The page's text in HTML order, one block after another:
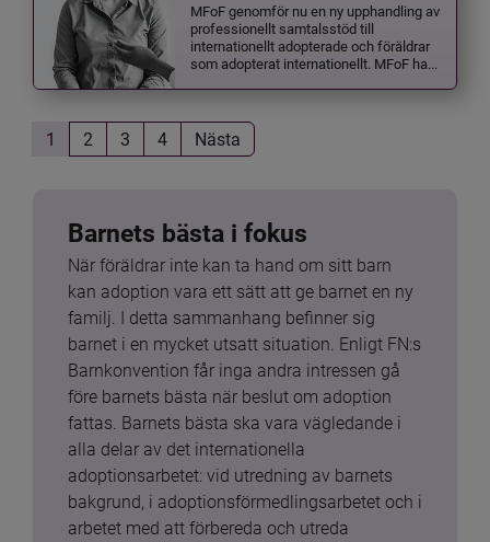
MFoF genomför nu en ny upphandling av
professionellt samtalsstöd till
internationellt adopterade och föräldrar
som adopterat internationellt. MFoF ha...
1 2 3 4 Nästa
Barnets bästa i fokus
När föräldrar inte kan ta hand om sitt barn
kan adoption vara ett sätt att ge barnet en ny
familj. I detta sammanhang befinner sig
barnet i en mycket utsatt situation. Enligt FN:s
Barnkonvention får inga andra intressen gå
före barnets bästa när beslut om adoption
fattas. Barnets bästa ska vara vägledande i
alla delar av det internationella
adoptionsarbetet: vid utredning av barnets
bakgrund, i adoptionsförmedlingsarbetet och i
arbetet med att förbereda och utreda